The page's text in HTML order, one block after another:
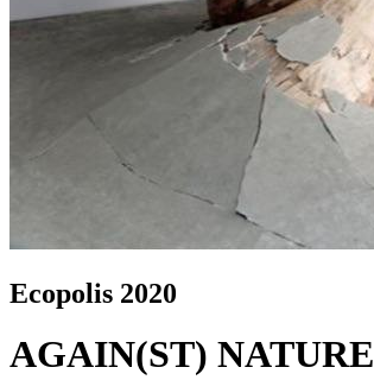
Ecopolis 2020
AGAIN(ST) NATURE